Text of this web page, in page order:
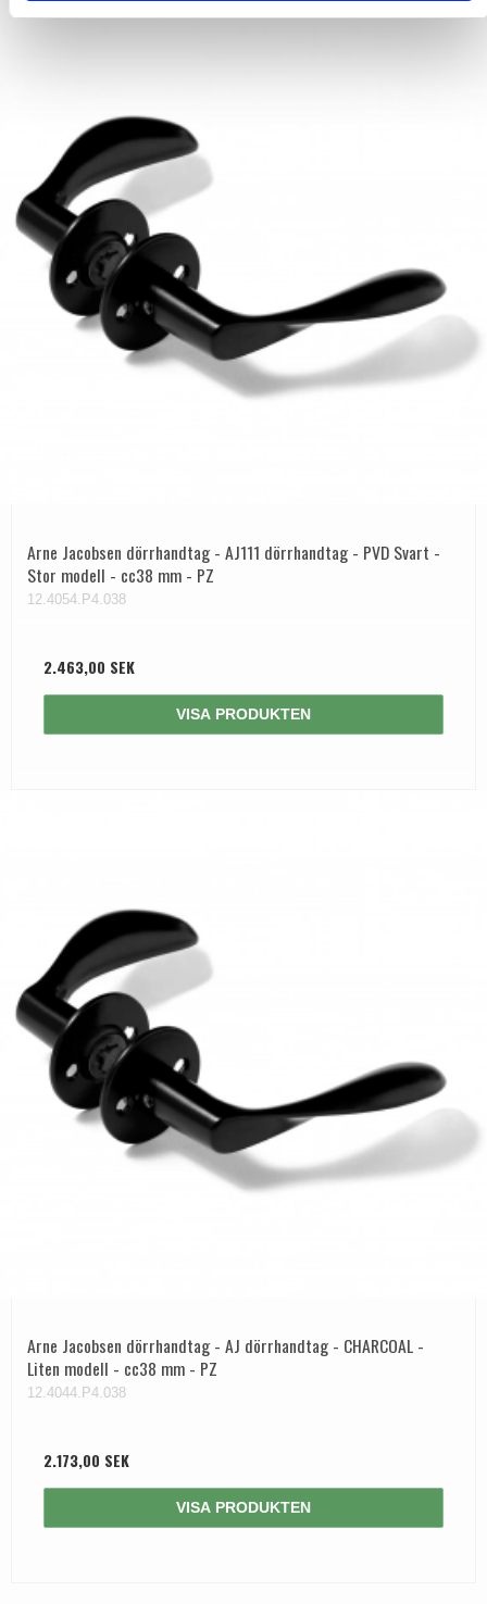
Arne Jacobsen dörrhandtag - AJ111 dörrhandtag - PVD Svart -
Stor modell - cc38 mm - PZ
12.4054.P4.038
2.463,00 SEK
VISA PRODUKTEN
Arne Jacobsen dörrhandtag - AJ dörrhandtag - CHARCOAL -
Liten modell - cc38 mm - PZ
12.4044.P4.038
2.173,00 SEK
VISA PRODUKTEN